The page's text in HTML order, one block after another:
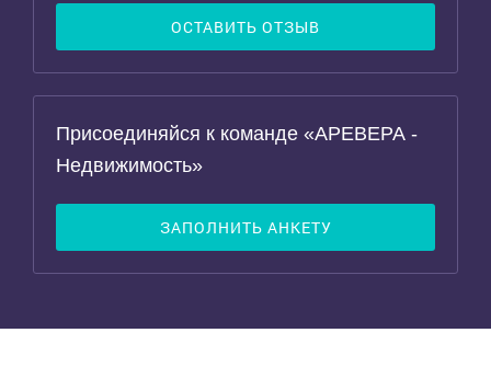
ОСТАВИТЬ ОТЗЫВ
Присоединяйся к команде «АРЕВЕРА -
Недвижимость»
ЗАПОЛНИТЬ АНКЕТУ